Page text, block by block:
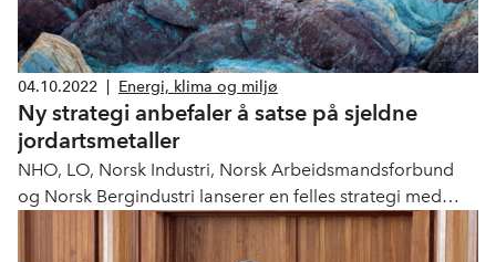
04.10.2022 Energi, klima og miljø
Ny strategi anbefaler å satse på sjeldne
jordartsmetaller
NHO, LO, Norsk Industri, Norsk Arbeidsmandsforbund
og Norsk Bergindustri lanserer en felles strategi med
anbefaling om å satse på utvinning og videre
prosessering av sjeldne jordartsmetaller i Norge.